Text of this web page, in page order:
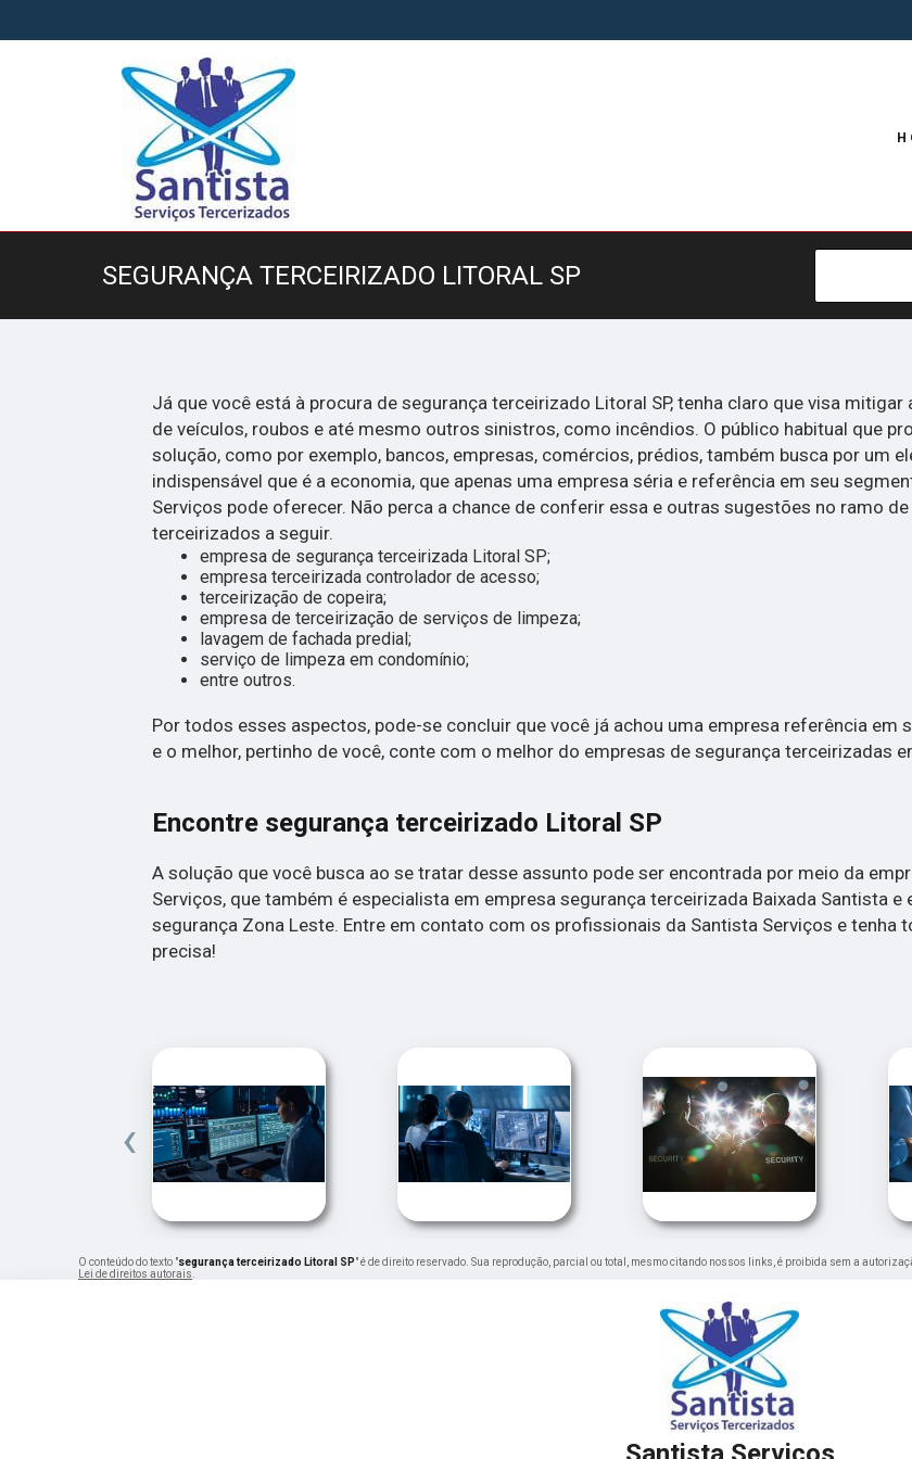
SEGURANÇA TERCEIRIZADO LITORAL SP
Já que você está à procura de segurança terceirizado Litoral SP, tenha claro que visa
de veículos, roubos e até mesmo outros sinistros, como incêndios. O público habitual que
solução, como por exemplo, bancos, empresas, comércios, prédios, também busca por um
indispensável que é a economia, que apenas uma empresa séria e referência em seu
Serviços pode oferecer. Não perca a chance de conferir essa e outras sugestões no ramo
terceirizados a seguir.
empresa de segurança terceirizada Litoral SP;
empresa terceirizada controlador de acesso;
terceirização de copeira;
empresa de terceirização de serviços de limpeza;
lavagem de fachada predial;
serviço de limpeza em condomínio;
entre outros.
Por todos esses aspectos, pode-se concluir que você já achou uma empresa referência em
e o melhor, pertinho de você, conte com o melhor do empresas de segurança terceirizadas
Encontre segurança terceirizado Litoral SP
A solução que você busca ao se tratar desse assunto pode ser encontrada por meio da
Serviços, que também é especialista em empresa segurança terceirizada Baixada Santista e
segurança Zona Leste. Entre em contato com os profissionais da Santista Serviços e tenha
precisa!
‹
O conteúdo do texto "segurança terceirizado Litoral SP" é de direito reservado. Sua reprodução, parcial ou total, mesmo citando nossos links, é proibida sem a
Lei de direitos autorais